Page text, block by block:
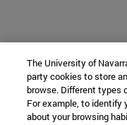
The University of
party cookies to store
browse. Different types
For example, to identify
about your browsing